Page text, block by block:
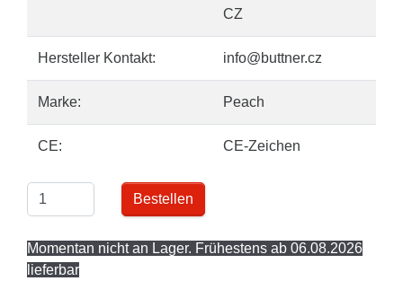
CZ
Hersteller Kontakt: info@buttner.cz
Marke: Peach
CE: CE-Zeichen
Bestellen
Momentan nicht an Lager. Frühestens ab 06.08.2026
lieferbar